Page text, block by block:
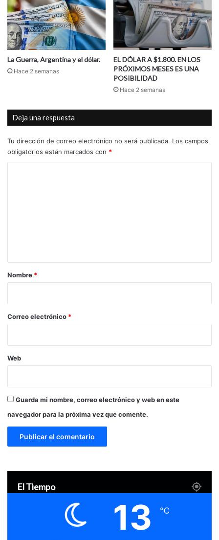
La Guerra, Argentina y el dólar.
Hace 2 semanas
EL DÓLAR A $1.800. EN LOS
PRÓXIMOS MESES ES UNA
POSIBILIDAD
Hace 2 semanas
Deja una respuesta
Tu dirección de correo electrónico no será publicada. Los campos
obligatorios están marcados con *
r
*
Nombre *
Correo electrónico *
Web
Guarda mi nombre, correo electrónico y web en este
navegador para la próxima vez que comente.
El Tiempo
13 ℃